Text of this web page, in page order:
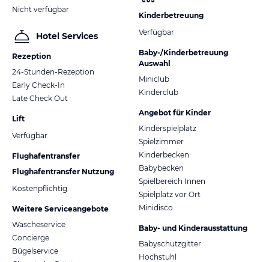
Nicht verfügbar
Hotel Services
Rezeption
24-Stunden-Rezeption
Early Check-In
Late Check Out
Lift
Verfügbar
Flughafentransfer
Flughafentransfer Nutzung
Kostenpflichtig
Weitere Serviceangebote
Wäscheservice
Concierge
Bügelservice
Kinderbetreuung
Verfügbar
Baby-/Kinderbetreuung
Auswahl
Miniclub
Kinderclub
Angebot für Kinder
Kinderspielplatz
Spielzimmer
Kinderbecken
Babybecken
Spielbereich Innen
Spielplatz vor Ort
Minidisco
Baby- und Kinderausstattung
Babyschutzgitter
Hochstuhl